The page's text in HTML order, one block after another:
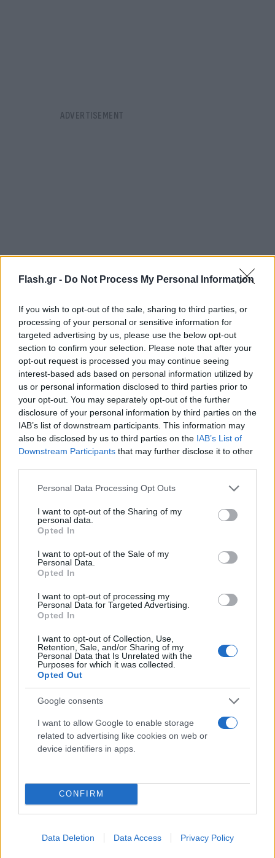
Flash.gr - Do Not Process My Personal Information
If you wish to opt-out of the sale, sharing to third parties, or
processing of your personal or sensitive information for
targeted advertising by us, please use the below opt-out
section to confirm your selection. Please note that after your
opt-out request is processed you may continue seeing
interest-based ads based on personal information utilized by
us or personal information disclosed to third parties prior to
your opt-out. You may separately opt-out of the further
disclosure of your personal information by third parties on the
IAB’s list of downstream participants. This information may
also be disclosed by us to third parties on the IAB’s List of
Downstream Participants that may further disclose it to other
Please note that this website/app uses one or more Google
not limited to your visit or usage behaviour. You may click to
grant or deny consent to Google and its third-party tags to
use your data for below specified purposes in below Google
consent section.
Personal Data Processing Opt Outs
I want to opt-out of the Sharing of my
personal data.
Opted In
I want to opt-out of the Sale of my
Personal Data.
Opted In
I want to opt-out of processing my
Personal Data for Targeted Advertising.
Opted In
I want to opt-out of Collection, Use,
Retention, Sale, and/or Sharing of my
Personal Data that Is Unrelated with the
Purposes for which it was collected.
Opted Out
Google consents
I want to allow Google to enable storage
related to advertising like cookies on web or
device identifiers in apps.
CONFIRM
Data Deletion Data Access Privacy Policy
Ακόμη, θα υπάρχει show με ξυλοπόδαρα και
φωτιές, καθώς και συγκρότημα που θα παίξει
μουσική σε μεσαιωνικό στυλ. «Θα κλείσουμε με μια
μεγάλη γιορτή γύρω από μια φωτιά», τόνισε η κ.
Καραγιάννη.
Η κ. Καραγιάννη διατηρεί στο Παλιούρι εδώ και
ενάμιση χρόνο μπυραρία με στοιχεία που
της κοινότητας, οπότε θελήσαμε να κάνουμε αυτό
το φεστιβάλ πιο πολύ σαν μια γιορτή για τα
γνωριστούμε καλύτερα, να ανταλλάξουμε απόψεις,
είπε.Πρόσθεσε, δε, ότι η εκδήλωση γνώρισε από
την πρώτη στιγμή μεγάλη ανταπόκριση τόσο σε
καλλιτέχνες και δημιουργούς που θέλουν να
συμμετέχουν όσο και σε κόσμο που εξέφρασε την
«Εμείς ξεκινήσαμε να το κάνουμε δοκιμαστικά. Και
τελικά καταλήγει να γίνει μεγαλύτερο από ότι
περιμέναμε», σημείωσε. Το 1ο Μεσαιωνικό
Φεστιβάλ Φαντασίας θα πραγματοποιηθεί από τις
10 το πρωί έως τις 9 μμ και η είσοδος θα είναι
δωρεάν. Παρέχεται μεταφορά από Θεσσαλονίκη και